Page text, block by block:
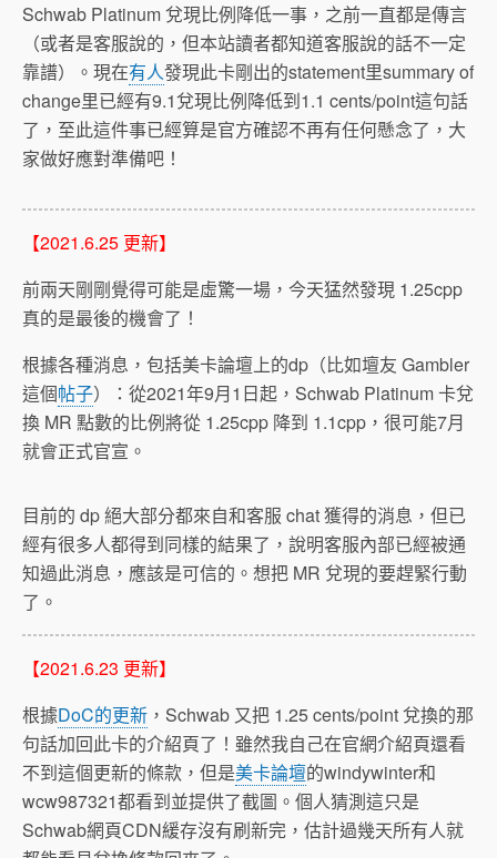
Schwab Platinum 兌現比例降低一事，之前一直都是傳言
（或者是客服說的，但本站讀者都知道客服說的話不一定
靠譜）。現在有人發現此卡剛出的statement里summary of
change里已經有9.1兌現比例降低到1.1 cents/point這句話
了，至此這件事已經算是官方確認不再有任何懸念了，大
家做好應對準備吧！
【2021.6.25 更新】
前兩天剛剛覺得可能是虛驚一場，今天猛然發現 1.25cpp
真的是最後的機會了！
根據各種消息，包括美卡論壇上的dp（比如壇友 Gambler
這個帖子）：從2021年9月1日起，Schwab Platinum 卡兌
換 MR 點數的比例將從 1.25cpp 降到 1.1cpp，很可能7月
就會正式官宣。
目前的 dp 絕大部分都來自和客服 chat 獲得的消息，但已
經有很多人都得到同樣的結果了，說明客服內部已經被通
知過此消息，應該是可信的。想把 MR 兌現的要趕緊行動
了。
【2021.6.23 更新】
根據DoC的更新 ，Schwab 又把 1.25 cents/point 兌換的那
句話加回此卡的介紹頁了！雖然我自己在官網介紹頁還看
不到這個更新的條款，但是美卡論壇的windywinter和
wcw987321都看到並提供了截圖。個人猜測這只是
Schwab網頁CDN緩存沒有刷新完，估計過幾天所有人就